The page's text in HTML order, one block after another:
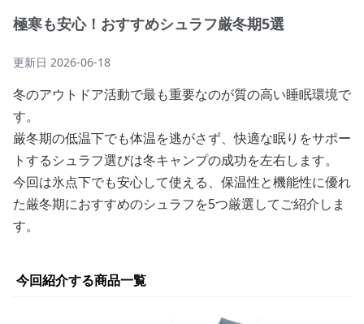
極寒も安心！おすすめシュラフ厳冬期5選
更新日 2026-06-18
冬のアウトドア活動で最も重要なのが質の高い睡眠環境で
す。
厳冬期の低温下でも体温を逃がさず、快適な眠りをサポー
トするシュラフ選びは冬キャンプの成功を左右します。
今回は氷点下でも安心して使える、保温性と機能性に優れ
た厳冬期におすすめのシュラフを5つ厳選してご紹介しま
す。
今回紹介する商品一覧